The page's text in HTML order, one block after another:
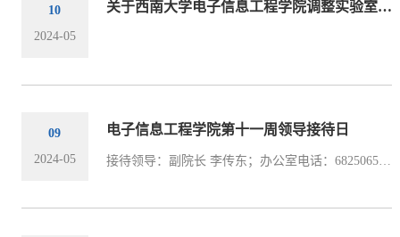
10
2024-05
关于西南大学电子信息工程学院调整实验室安全领导小组的通知
09
2024-05
电子信息工程学院第十一周领导接待日
接待领导：副院长 李传东；办公室电话：68250655；办公邮箱：cdli@swu.edu.cn接待时间：2024年5月9日（周四）14:30 —— 18:00接待地点：电子信息工程学院（42教楼）228